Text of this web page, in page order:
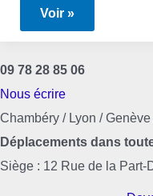
Cyber
calendrier,
nouvelles
règles
en
EU…
Voir »
09 78 28 85 06
Nous écrire
Chambéry / Lyon /
Déplacements dans
Siège : 12 Rue de la Part-